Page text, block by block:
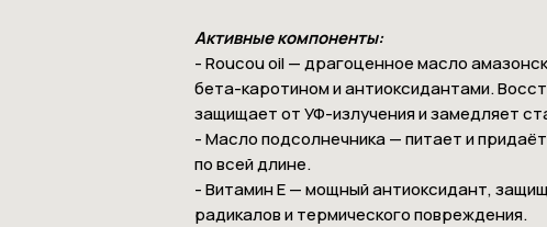
Активные компоненты:
- Roucou oil — драгоценное масло
бета-каротином и антиоксидантами.
защищает от УФ-излучения и замедляет
- Масло подсолнечника — питает и
по всей длине.
- Витамин E — мощный антиоксидант,
радикалов и термического повреждения.